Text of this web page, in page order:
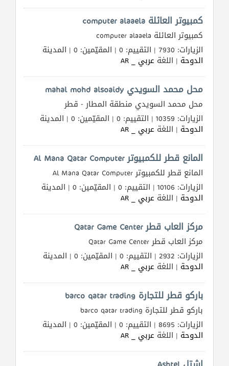
كمبيوتر العائلة computer alaaela
كمبيوتر العائلة computer alaaela
الزيارات: 7930 | التقييم: 0 | المقيّمين: 0 | المدينة
الدوحة | اللغة عربي _ AR
محل محمد السويدي mahal mohd alsoaidy
محل محمد السويدي منطقة المطار - قطر
الزيارات: 10359 | التقييم: 0 | المقيّمين: 0 | المدينة
الدوحة | اللغة عربي _ AR
المانع قطر للكمبيوتر Al Mana Qatar Computer
المانع قطر للكمبيوتر Al Mana Qatar Computer
الزيارات: 10106 | التقييم: 0 | المقيّمين: 0 | المدينة
الدوحة | اللغة عربي _ AR
مركز العاب قطر Qatar Game Center
مركز العاب قطر Qatar Game Center
الزيارات: 2932 | التقييم: 0 | المقيّمين: 0 | المدينة
الدوحة | اللغة عربي _ AR
باركو قطر للتجارة barco qatar trading
باركو قطر للتجارة barco qatar trading
الزيارات: 8695 | التقييم: 0 | المقيّمين: 0 | المدينة
الدوحة | اللغة عربي _ AR